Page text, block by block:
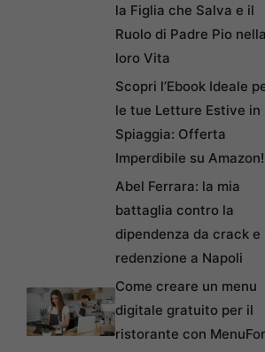
la Figlia che Salva e il
Ruolo di Padre Pio nella
loro Vita
Scopri l’Ebook Ideale
le tue Letture Estive in
Spiaggia: Offerta
Imperdibile su Amazon!
Abel Ferrara: la mia
battaglia contro la
dipendenza da crack e
redenzione a Napoli
Come creare un menu
digitale gratuito per il
ristorante con